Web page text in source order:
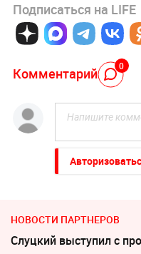
Подписаться на LIFE
Комментарий 0
НОВОСТИ ПАРТНЕРОВ
Слуцкий выступил с